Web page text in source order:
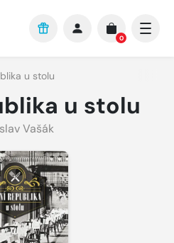
0
u stolu
u stolu
Vašák